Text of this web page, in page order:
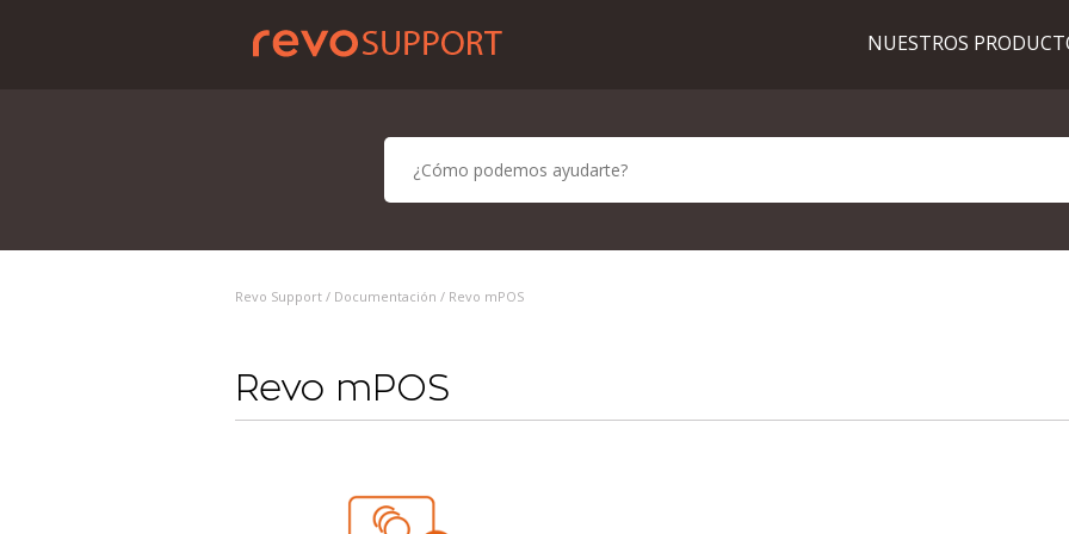
NUESTROS
Revo Support / Documentación / Revo mPOS
Revo mPOS